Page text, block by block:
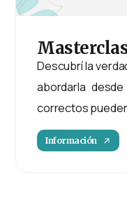
Descubrí la
abordarla
correctos
Información